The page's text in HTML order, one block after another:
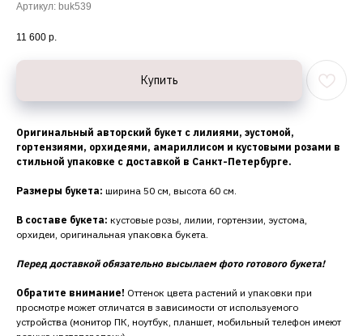
Артикул: buk539
11 600 р.
Купить
Оригинальный авторский букет с лилиями, эустомой,
гортензиями, орхидеями, амариллисом и кустовыми розами в
стильной упаковке с доставкой в Санкт-Петербурге.
Размеры букета: ширина 50 см, высота 60 см.
В составе букета: кустовые розы, лилии, гортензии, эустома,
орхидеи, оригинальная упаковка букета.
Перед доставкой обязательно высылаем фото готового букета!
Обратите внимание! Оттенок цвета растений и упаковки при
просмотре может отличатся в зависимости от используемого
устройства (монитор ПК, ноутбук, планшет, мобильный телефон имеют